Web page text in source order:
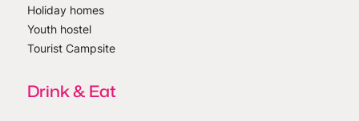
Holiday homes
Youth hostel
Tourist Campsite
Drink & Eat